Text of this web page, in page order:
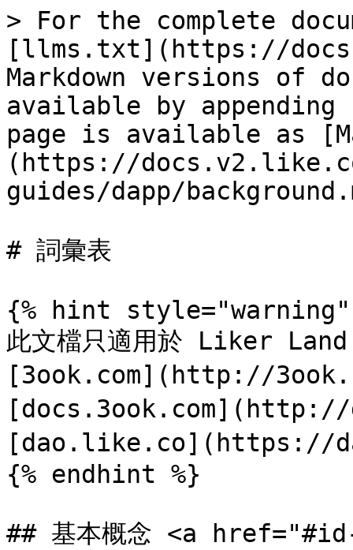
> For the complete
[llms.txt](https://
Markdown versions of
available by
page is available as
(https://
guides/dapp/
# 詞彙表
{% hint style="warning"
此文檔只適用於 Liker
[3ook.com](http://
[docs.3ook.com](http://
[dao.like.co](https://
{% endhint %}
## 基本概念 <a